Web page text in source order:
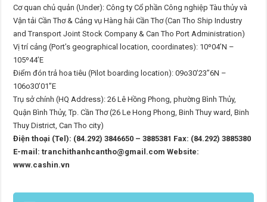
Cơ quan chủ quản (Under): Công ty Cổ phần Công nghiệp Tàu thủy và
Vận tải Cần Thơ & Cảng vụ Hàng hải Cần Thơ (Can Tho Ship Industry
and Transport Joint Stock Company & Can Tho Port Administration)
Vị trí cảng (Port’s geographical location, coordinates): 10º04’N –
105º44’E
Điểm đón trả hoa tiêu (Pilot boarding location): 09o30’23”6N –
106o30’01”E
Trụ sở chính (HQ Address): 26 Lê Hồng Phong, phường Bình Thủy,
Quận Bình Thủy, Tp. Cần Thơ (26 Le Hong Phong, Binh Thuy ward, Binh
Thuy District, Can Tho city)
Điện thoại (Tel): (84.292) 3846650 – 3885381 Fax: (84.292) 3885380
E-mail: tranchithanhcantho@gmail.com Website:
www.cashin.vn